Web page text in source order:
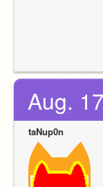
Aug.
taNup0n